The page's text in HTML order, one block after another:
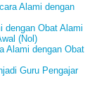
Alami dengan
dengan Obat Alami
(Nol)
Alami dengan Obat
Guru Pengajar